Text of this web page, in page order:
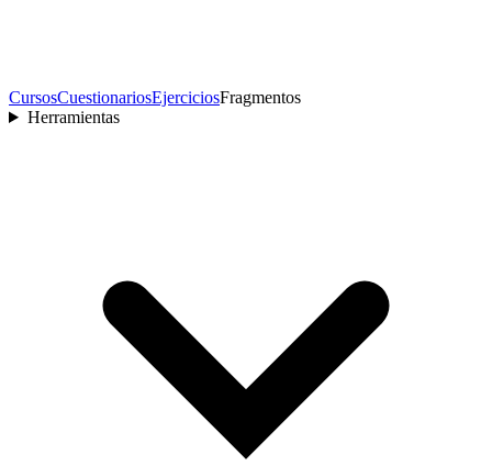
CursosCuestionariosEjerciciosFragmentos
Herramientas